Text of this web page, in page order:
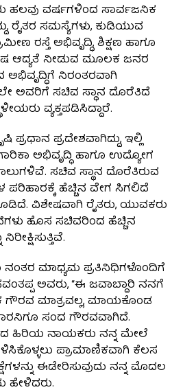
ಹಲವು ವರ್ಷಗಳಿಂದ ಸಾರ್ವಜನಿಕ
ರೈತರ ಸಮಸ್ಯೆಗಳು, ಕುಡಿಯುವ
ರಸ್ತೆ ಅಭಿವೃದ್ಧಿ, ಶಿಕ್ಷಣ ಹಾಗೂ
ಆದ್ಯತೆ ನೀಡುವ ಮೂಲಕ ಜನರ
ಅಭಿವೃದ್ಧಿಗೆ ನಿರಂತರವಾಗಿ
ಅವರಿಗೆ ಸಚಿವ ಸ್ಥಾನ ದೊರೆತಿದೆ
ವ್ಯಕ್ತಪಡಿಸಿದ್ದಾರೆ.
ಪ್ರಧಾನ ಪ್ರದೇಶವಾಗಿದ್ದು, ಇಲ್ಲಿ
ಅಭಿವೃದ್ಧಿ ಹಾಗೂ ಉದ್ಯೋಗ
ಸಚಿವ ಸ್ಥಾನ ದೊರೆತಿರುವ
ಹೆಚ್ಚಿನ ವೇಗ ಸಿಗಲಿದೆ
ವಿಶೇಷವಾಗಿ ರೈತರು, ಯುವಕರು
ಹೊಸ ಸಚಿವರಿಂದ ಹೆಚ್ಚಿನ
ಮಾಧ್ಯಮ ಪ್ರತಿನಿಧಿಗಳೊಂದಿಗೆ
ಅವರು, “ಈ ಜವಾಬ್ದಾರಿ ನನಗೆ
ಗೌರವ ಮಾತ್ರವಲ್ಲ, ಮಾಯಕೊಂಡ
ಸಂದ ಗೌರವವಾಗಿದೆ.
ಹಿರಿಯ ನಾಯಕರು ನನ್ನ ಮೇಲೆ
ಪ್ರಾಮಾಣಿಕವಾಗಿ ಕೆಲಸ
ಈಡೇರಿಸುವುದು ನನ್ನ ಮೊದಲ
ಹೇಳಿದರು.